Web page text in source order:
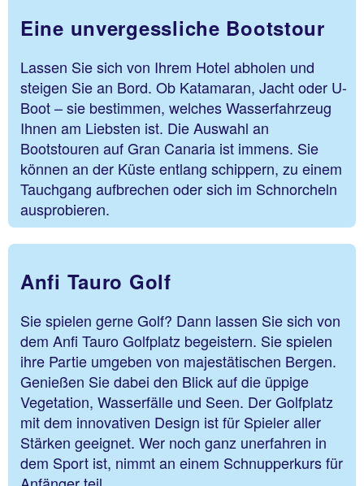
Eine unvergessliche Bootstour
Lassen Sie sich von Ihrem Hotel abholen und
steigen Sie an Bord. Ob Katamaran, Jacht oder U-
Boot – sie bestimmen, welches Wasserfahrzeug
Ihnen am Liebsten ist. Die Auswahl an
Bootstouren auf Gran Canaria ist immens. Sie
können an der Küste entlang schippern, zu einem
Tauchgang aufbrechen oder sich im Schnorcheln
ausprobieren.
Anfi Tauro Golf
Sie spielen gerne Golf? Dann lassen Sie sich von
dem Anfi Tauro Golfplatz begeistern. Sie spielen
ihre Partie umgeben von majestätischen Bergen.
Genießen Sie dabei den Blick auf die üppige
Vegetation, Wasserfälle und Seen. Der Golfplatz
mit dem innovativen Design ist für Spieler aller
Stärken geeignet. Wer noch ganz unerfahren in
dem Sport ist, nimmt an einem Schnupperkurs für